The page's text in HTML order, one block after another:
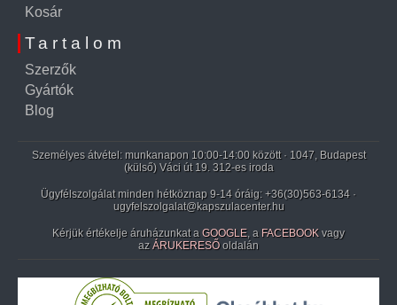
Kosár
Tartalom
Szerzők
Gyártók
Blog
Személyes átvétel: munkanapon 10:00-14:00 között · 1047, Budapest
(külső) Váci út 19. 312-es iroda
Ügyfélszolgálat minden hétköznap 9-14 óráig: +36(30)563-6134 ·
ugyfelszolgalat@kapszulacenter.hu
Kérjük értékelje áruházunkat a GOOGLE, a FACEBOOK vagy
az ÁRUKERESŐ oldalán